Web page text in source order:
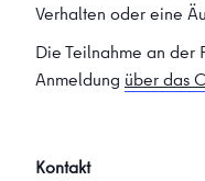
Verhalten oder eine
Die Teilnahme an der
Anmeldung über das
Kontakt